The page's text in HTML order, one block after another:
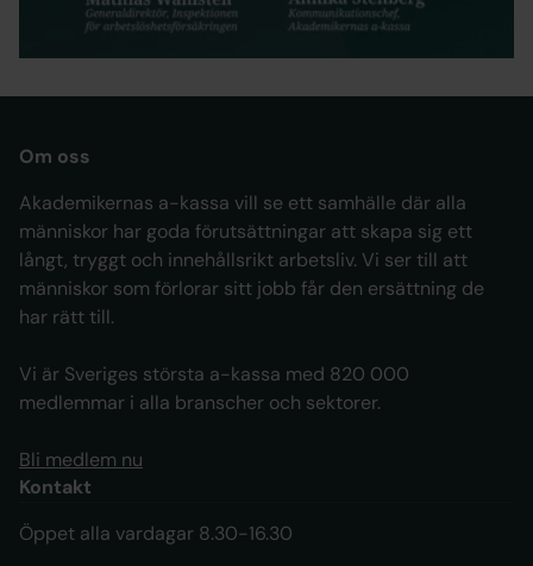
alla – samtal om människorna bakom
Om oss
Akademikernas a-kassa vill se ett samhälle där alla
människor har goda förutsättningar att skapa sig ett
långt, tryggt och innehållsrikt arbetsliv. Vi ser till att
människor som förlorar sitt jobb får den ersättning de
har rätt till.
Vi är Sveriges största a-kassa med 820 000
medlemmar i alla branscher och sektorer.
Bli medlem nu
Kontakt
Öppet alla vardagar 8.30-16.30